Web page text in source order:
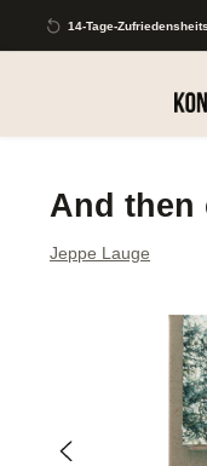
Zum Hauptinhalt
14-Tage-
And then
Jeppe Lauge
Bildergalerie